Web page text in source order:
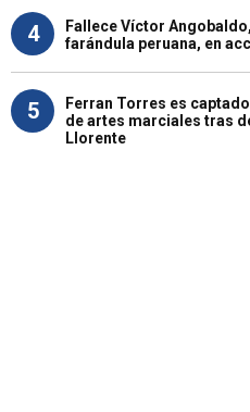
4
Fallece Víctor
farándula peruana, en
5
Ferran Torres es
de artes marciales tras
Llorente